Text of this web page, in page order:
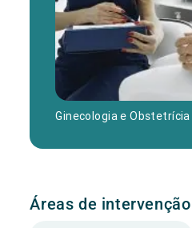
Ginecologia e Obstetrícia
Áreas de intervenção